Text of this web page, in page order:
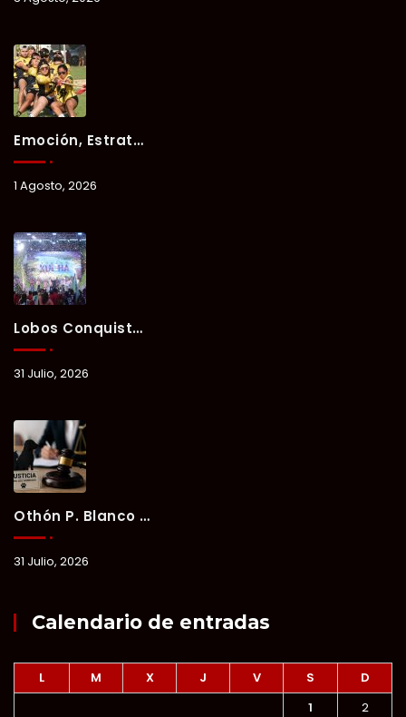
Emoción, Estrategia Y Trabajo En Equipo Marcan El Segundo Día Del Verano Xul-Há 2026.
1 Agosto, 2026
Lobos Conquista La Primera Competencia Del Verano Xul-Há 2026 En Una Noche Llena De Talento Y Energía.
31 Julio, 2026
Othón P. Blanco Refrenda Su Compromiso Contra El Maltrato Animal: Vinculan A Proceso A Presunto Responsable Tras Denuncia Del Ayuntamiento.
31 Julio, 2026
Calendario de entradas
L M X J V S
D
1
2